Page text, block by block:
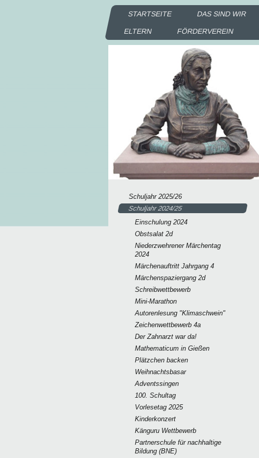
STARTSEITE DAS SIND WIR
ELTERN FÖRDERVEREIN
Schuljahr 2025/26
Schuljahr 2024/25
Einschulung 2024
Obstsalat 2d
Niederzwehrener Märchentag
2024
Märchenauftritt Jahrgang 4
Märchenspaziergang 2d
Schreibwettbewerb
Mini-Marathon
Autorenlesung "Klimaschwein"
Zeichenwettbewerb 4a
Der Zahnarzt war da!
Mathematicum in Gießen
Plätzchen backen
Weihnachtsbasar
Adventssingen
100. Schultag
Vorlesetag 2025
Kinderkonzert
Känguru Wettbewerb
Partnerschule für nachhaltige
Bildung (BNE)